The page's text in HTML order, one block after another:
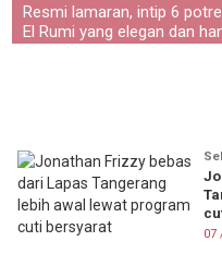
KOREA
PESTA BOLA
Tentang Brilio Iklan
Resmi lamaran, intip 6
El Rumi yang elegan dan
07